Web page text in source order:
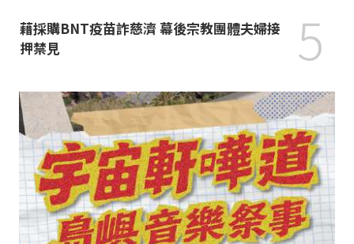
藉採購BNT疫苗詐慈濟 幕後宗教團體夫婦接
押禁見
5